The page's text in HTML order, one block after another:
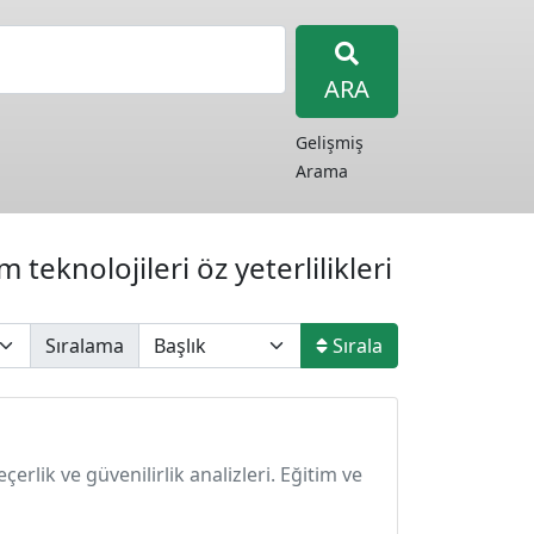
ARA
Gelişmiş
Arama
teknolojileri öz yeterlilikleri
Sıralama Sırala
ve güvenilirlik analizleri. Eğitim ve